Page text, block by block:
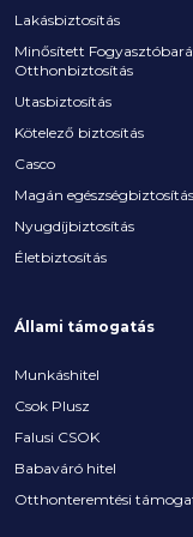
Lakásbiztosítás
Minősített
Otthonbiztosítás
Utasbiztosítás
Kötelező biztosítás
Casco
Magán egészségbiztosítás
Nyugdíjbiztosítás
Életbiztosítás
Állami támogatás
Munkáshitel
Csok Plusz
Falusi CSOK
Babaváró hitel
Otthonteremtési